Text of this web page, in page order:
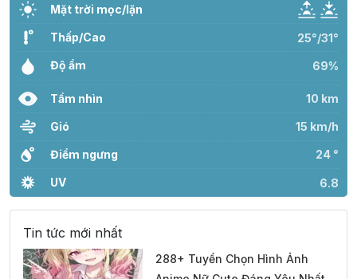
Mặt trời mọc/lặn
Thấp/Cao 25°/31°
Độ ẩm 69%
Tầm nhìn 10 km
Gió 15 km/h
Điểm ngưng 24 °
UV 6.8
Tin tức mới nhất
288+ Tuyển Chọn Hình Ảnh